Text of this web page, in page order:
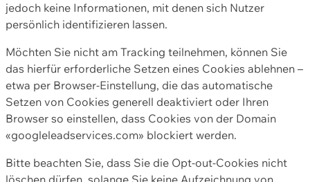
jedoch keine Informationen, mit denen sich Nutzer
persönlich identifizieren lassen.
Möchten Sie nicht am Tracking teilnehmen, können Sie
das hierfür erforderliche Setzen eines Cookies ablehnen –
etwa per Browser-Einstellung, die das automatische
Setzen von Cookies generell deaktiviert oder Ihren
Browser so einstellen, dass Cookies von der Domain
«googleleadservices.com» blockiert werden.
Bitte beachten Sie, dass Sie die Opt-out-Cookies nicht